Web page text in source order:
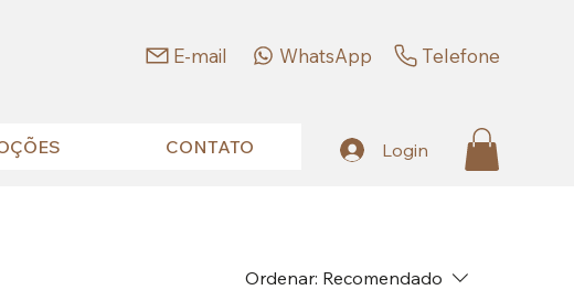
E-mail WhatsApp Telefone
CONTATO Login
Ordenar: Recomendado